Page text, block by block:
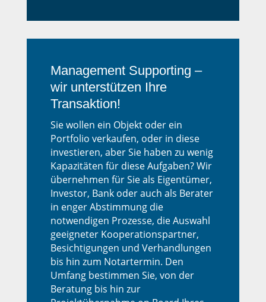
Management Supporting –
wir unterstützen Ihre
Transaktion!
Sie wollen ein Objekt oder ein
Portfolio verkaufen, oder in diese
investieren, aber Sie haben zu wenig
Kapazitäten für diese Aufgaben? Wir
übernehmen für Sie als Eigentümer,
Investor, Bank oder auch als Berater
in enger Abstimmung die
notwendigen Prozesse, die Auswahl
geeigneter Kooperationspartner,
Besichtigungen und Verhandlungen
bis hin zum Notartermin. Den
Umfang bestimmen Sie, von der
Beratung bis hin zur